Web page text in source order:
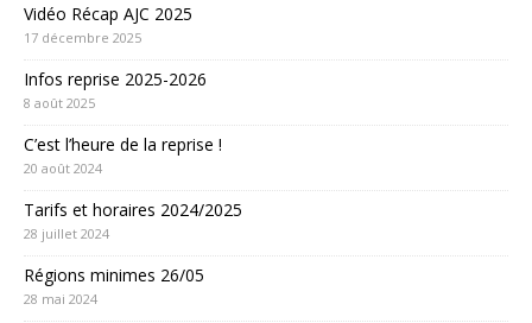
Vidéo Récap AJC 2025
17 décembre 2025
Infos reprise 2025-2026
8 août 2025
C’est l’heure de la reprise !
20 août 2024
Tarifs et horaires 2024/2025
28 juillet 2024
Régions minimes 26/05
28 mai 2024